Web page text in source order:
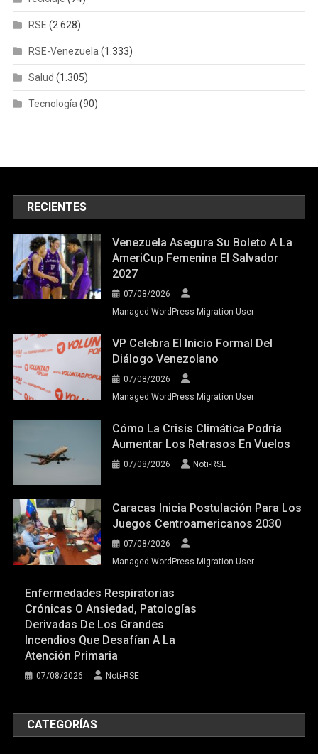
RSE (2.628)
RSE-Venezuela (1.333)
Salud (1.305)
Tecnología (90)
RECIENTES
Venezuela Asegura Su Boleto A La
AmeriCup Femenina El Salvador
2027
07/08/2026
Managed WordPress Migration User
VP Celebra El Inicio Formal Del
Diálogo Venezolano
07/08/2026
Managed WordPress Migration User
Cómo La Crisis Climática Podría
Aumentar Los Retrasos En Vuelos
07/08/2026 Noti-RSE
Caracas Inicia Postulación Para Los
Juegos Centroamericanos 2030
07/08/2026
Managed WordPress Migration User
Enfermedades Respiratorias
Crónicas O Ansiedad, Patologías
Derivadas De Los Grandes
Incendios Que Desafían A La
Atención Primaria
07/08/2026 Noti-RSE
CATEGORÍAS